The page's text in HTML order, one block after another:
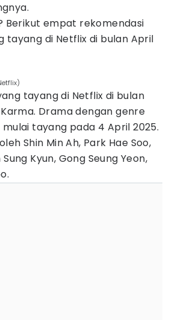
Berikut empat rekomendasi
tayang di Netflix di bulan April
tayang di Netflix di bulan
Drama dengan genre
tayang pada 4 April 2025.
Shin Min Ah, Park Hae Soo,
Kyun, Gong Seung Yeon,